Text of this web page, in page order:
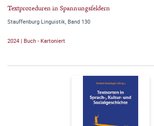
Textprozeduren in Spannungsfeldern
Stauffenburg Linguistik, Band 130
2024 | Buch - Kartoniert